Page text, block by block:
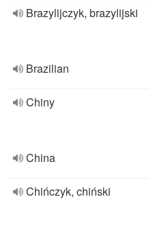
Brazylijczyk, brazylijski
Brazilian
Chiny
China
Chińczyk, chiński